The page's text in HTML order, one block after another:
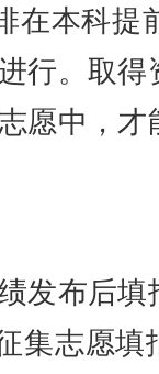
在本科提
行。取
愿中，
布后填
集志愿填